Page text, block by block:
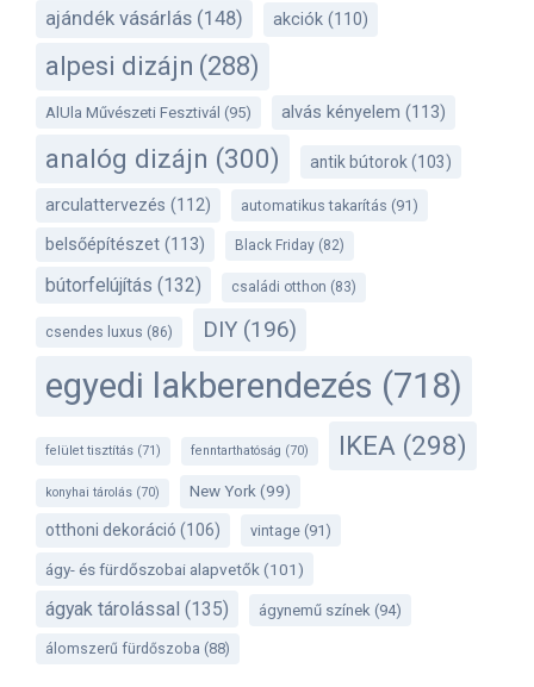
ajándék vásárlás (148) akciók (110)
alpesi dizájn (288)
AlUla Művészeti Fesztivál (95) alvás kényelem (113)
analóg dizájn (300) antik bútorok (103)
arculattervezés (112) automatikus takarítás (91)
belsőépítészet (113) Black Friday (82)
bútorfelújítás (132) családi otthon (83)
csendes luxus (86) DIY (196)
egyedi lakberendezés (718)
felület tisztítás (71) fenntarthatóság (70) IKEA (298)
konyhai tárolás (70) New York (99)
otthoni dekoráció (106) vintage (91)
ágy- és fürdőszobai alapvetők (101)
ágyak tárolással (135) ágynemű színek (94)
álomszerű fürdőszoba (88)